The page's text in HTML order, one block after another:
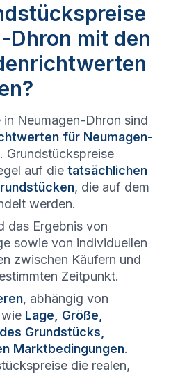
Dhron mit den
Neumagen-Dhron sind
für Neumagen-
. Grundstückspreise
auf die tatsächlichen
, die auf dem
werden.
das Ergebnis von
sowie von individuellen
zwischen Käufern und
Zeitpunkt.
, abhängig von
Lage, Größe,
Grundstücks,
Marktbedingungen.
die realen,